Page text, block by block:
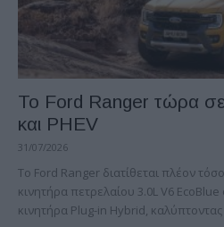
Το Ford Ranger τώρα σε
και PHEV
31/07/2026
Το Ford Ranger διατίθεται πλέον
κινητήρα πετρελαίου 3.0L V6
κινητήρα Plug-in Hybrid, καλύπτοντας